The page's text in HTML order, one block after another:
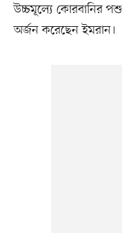
উচ্চমূল্যে কোরবানির
অর্জন করেছেন ইমরান।